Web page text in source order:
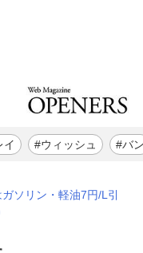
イ #ウィッシュ #バ
ソリン・軽油7円/L引